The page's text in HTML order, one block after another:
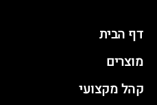
דף הבית
מוצרים
קהל מקצועי